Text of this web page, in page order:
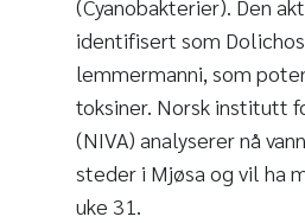
(Cyanobakterier). Den
identifisert som
lemmermanni, som
toksiner. Norsk institutt
(NIVA) analyserer nå
steder i Mjøsa og vil ha
uke 31.